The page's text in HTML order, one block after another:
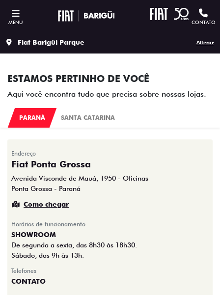
MENU CONTATO
Fiat Barigüi Parque Alterar
ESTAMOS PERTINHO DE VOCÊ
Aqui você encontra tudo que precisa sobre nossas lojas.
PARANÁ SANTA CATARINA
Endereço
Fiat Ponta Grossa
Avenida Visconde de Mauá, 1950 - Oficinas
Ponta Grossa - Paraná
Como chegar
Horários de funcionamento
SHOWROOM
De segunda a sexta, das 8h30 às 18h30.
Sábado, das 9h às 13h.
Telefones
CONTATO